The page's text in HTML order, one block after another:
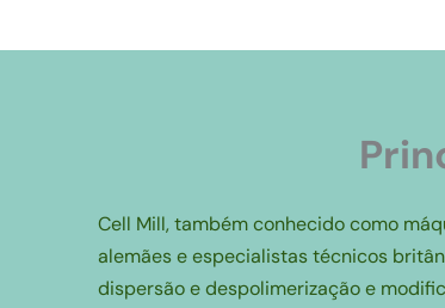
Cell Mill, também conhecido como
alemães e especialistas técnicos
dispersão e despolimerização e